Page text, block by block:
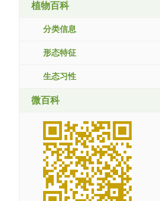
植物百科
分类信息
形态特征
生态习性
微百科